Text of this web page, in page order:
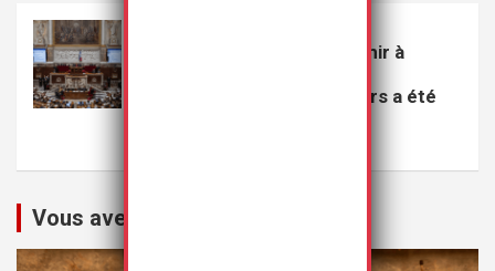
Le projet de loi visant à punir à
multirécidivistes de mineurs a été
Vous avez peut-être manqué